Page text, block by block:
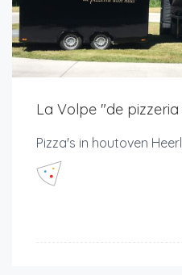
La Volpe "de pizzeria
Pizza's in houtoven